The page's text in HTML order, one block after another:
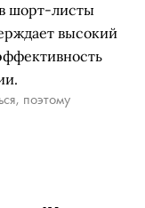
шорт-листы
высокий
поэтому